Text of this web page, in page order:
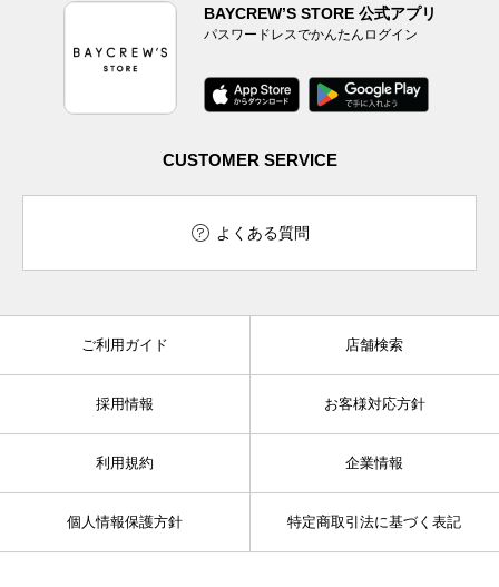
BAYCREW’S STORE 公式アプリ
パスワードレスでかんたんログイン
CUSTOMER SERVICE
よくある質問
ご利用ガイド 店舗検索
採用情報 お客様対応方針
利用規約 企業情報
個人情報保護方針 特定商取引法に基づく表記